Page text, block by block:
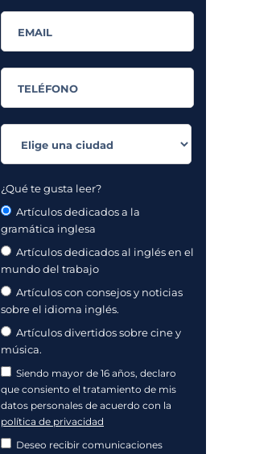
¿Qué te gusta leer?
Artículos dedicados a la
gramática inglesa
Artículos dedicados al inglés en el
mundo del trabajo
Artículos con consejos y noticias
sobre el idioma inglés.
Artículos divertidos sobre cine y
música.
Siendo mayor de 16 años, declaro
que consiento el tratamiento de mis
datos personales de acuerdo con la
política de privacidad
Deseo recibir comunicaciones